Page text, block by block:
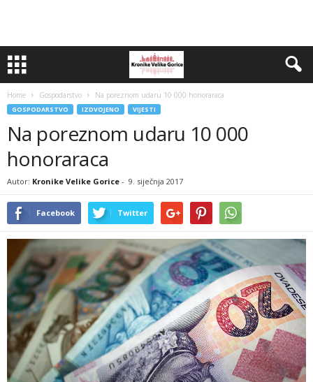
Home Gospodarstvo Na poreznom udaru 10 000 honoraraca
GOSPODARSTVO IZDVOJENO VIJESTI
Na poreznom udaru 10 000
honoraraca
Autor: Kronike Velike Gorice - 9. siječnja 2017
Facebook Twitter